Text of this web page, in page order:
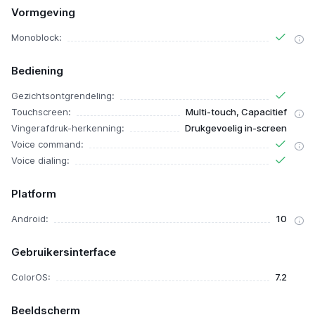
Vormgeving
Monoblock:
Bediening
Gezichtsontgrendeling:
Touchscreen:
Multi-touch, Capacitief
Vingerafdruk-herkenning:
Drukgevoelig in-screen
Voice command:
Voice dialing:
Platform
Android: 10
Gebruikersinterface
ColorOS: 7.2
Beeldscherm